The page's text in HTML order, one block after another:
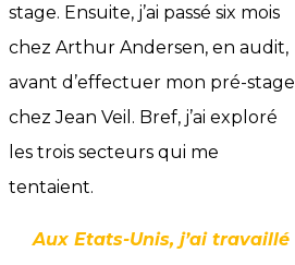
stage. Ensuite, j’ai passé six mois
chez Arthur Andersen, en audit,
avant d’effectuer mon pré-stage
chez Jean Veil. Bref, j’ai exploré
les trois secteurs qui me
tentaient.
Aux Etats-Unis, j’ai travaillé